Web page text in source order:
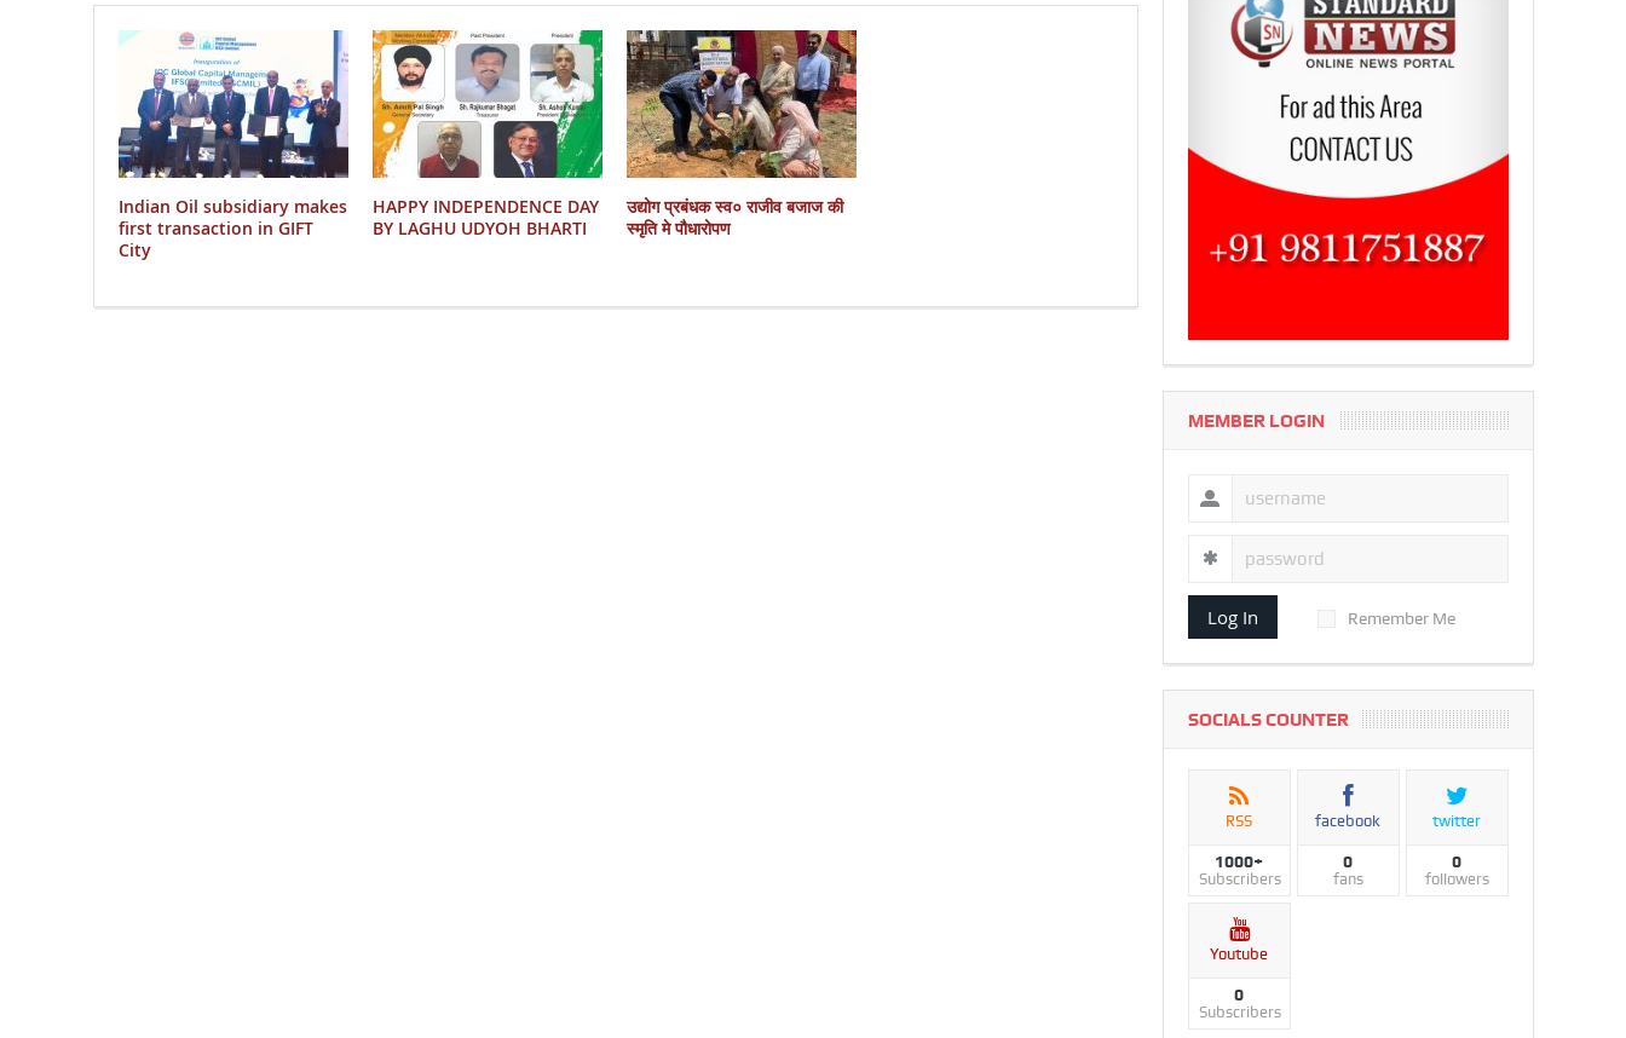
Indian Oil subsidiary makes
first transaction in GIFT
City
HAPPY INDEPENDENCE DAY
BY LAGHU UDYOH BHARTI
उद्योग प्रबंधक स्व० राजीव बजाज की
स्मृति मे पौधारोपण
MEMBER LOGIN
Log In Remember Me
SOCIALS COUNTER
RSS
1000+
Subscribers
facebook
0
fans
twitter
0
followers
Youtube
0
Subscribers